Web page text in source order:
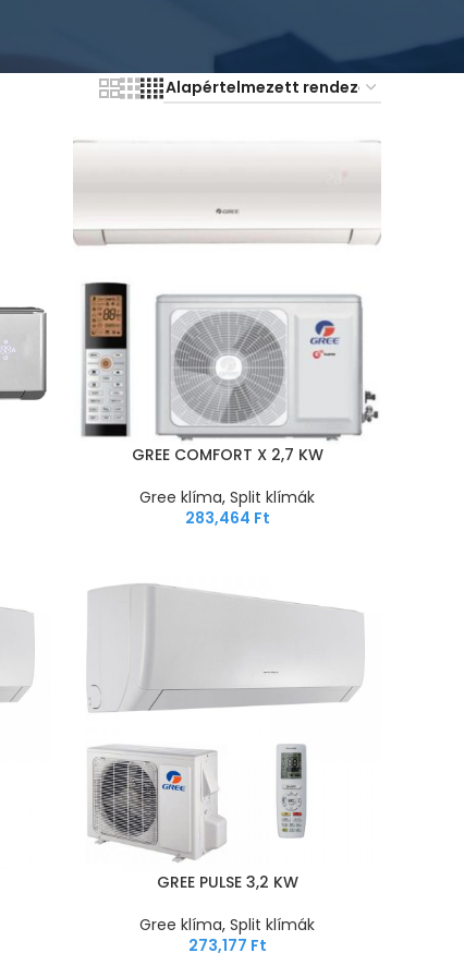
GREE COMFORT X 2,7 KW
Gree klíma, Split klímák
283,464 Ft
GREE PULSE 3,2 KW
Gree klíma, Split klímák
273,177 Ft